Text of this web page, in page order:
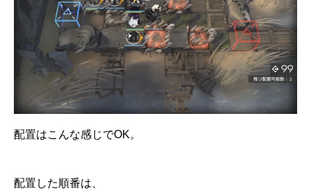
配置はこんな感じでOK。
配置した順番は、